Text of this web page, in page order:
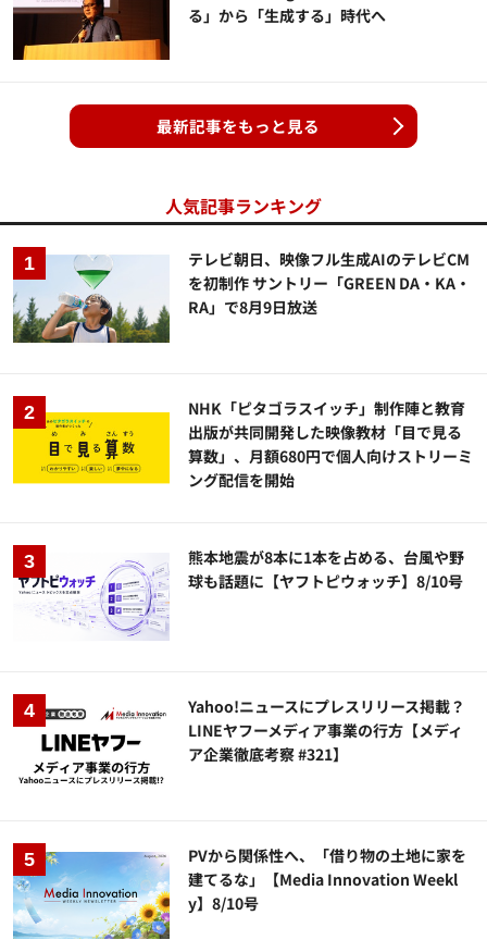
る」から「生成する」時代へ
最新記事をもっと見る
人気記事ランキング
テレビ朝日、映像フル生成AIのテレビCM
を初制作 サントリー「GREEN DA・KA・
RA」で8月9日放送
NHK「ピタゴラスイッチ」制作陣と教育
出版が共同開発した映像教材「目で見る
算数」、月額680円で個人向けストリーミ
ング配信を開始
熊本地震が8本に1本を占める、台風や野
球も話題に【ヤフトピウォッチ】8/10号
Yahoo!ニュースにプレスリリース掲載？
LINEヤフーメディア事業の行方【メディ
ア企業徹底考察 #321】
PVから関係性へ、「借り物の土地に家を
建てるな」【Media Innovation Weekl
y】8/10号